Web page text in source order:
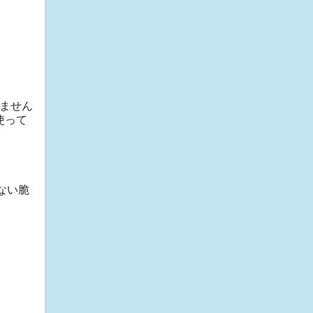
せん
って
い脆